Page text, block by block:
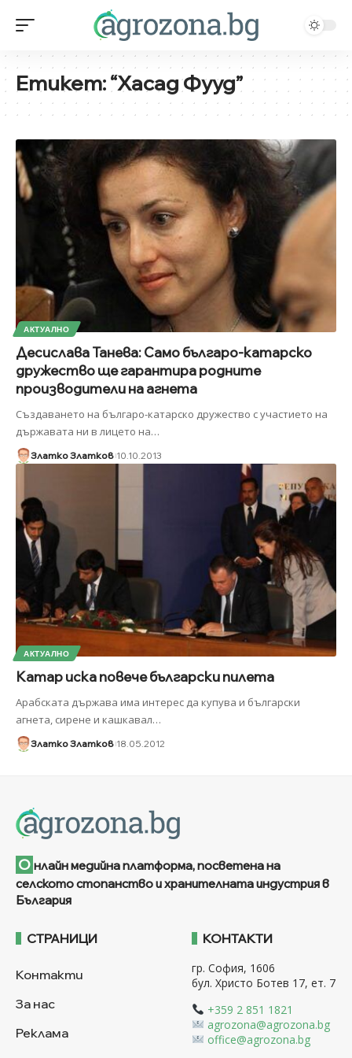
Етикет:“Хасад Фууд”
АКТУАЛНО
Десислава Танева: Само българо-катарско
дружество ще гарантира родните
производители на агнета
Създаването на българо-катарско дружество с участието на
държавата ни в лицето на…
Златко Златков 10.10.2013
АКТУАЛНО
Катар иска повече български пилета
Арабската държава има интерес да купува и български
агнета, сирене и кашкавал…
Златко Златков 18.05.2012
О нлайн медийна платформа, посветена на
селското стопанство и хранителната индустрия в
България
СТРАНИЦИ
Контакти
За нас
Реклама
КОНТАКТИ
гр. София, 1606
бул. Христо Ботев 17, ет. 7
+359 2 851 1821
agrozona@agrozona.bg
office@agrozona.bg